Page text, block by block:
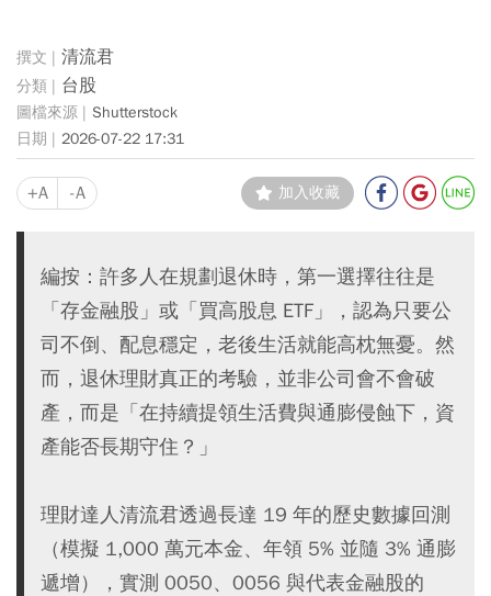
清流君
台股
Shutterstock
2026-07-22 17:31
+A -A 加入收藏
編按：許多人在規劃退休時，第一選擇往往是
「存金融股」或「買高股息 ETF」，認為只要公
司不倒、配息穩定，老後生活就能高枕無憂。然
而，退休理財真正的考驗，並非公司會不會破
產，而是「在持續提領生活費與通膨侵蝕下，資
產能否長期守住？」
理財達人清流君透過長達 19 年的歷史數據回測
（模擬 1,000 萬元本金、年領 5% 並隨 3% 通膨
遞增），實測 0050、0056 與代表金融股的